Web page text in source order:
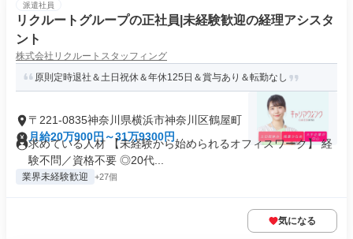
派遣社員
リクルートグループの正社員|未経験歓迎の経理アシスタ
ント
株式会社リクルートスタッフィング
原則定時退社＆土日祝休＆年休125日＆賞与あり＆転勤なし
〒221-0835神奈川県横浜市神奈川区鶴屋町
月給20万900円～31万9300円
求めている人材 【未経験から始められるオフィスワーク】 経
験不問／資格不要 ◎20代...
業界未経験歓迎 +27個
気になる